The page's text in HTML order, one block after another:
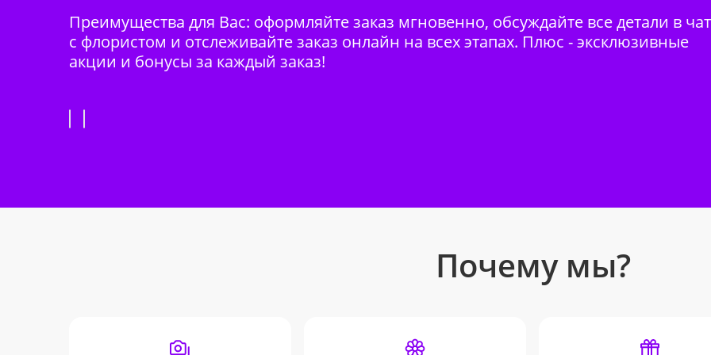
Преимущества для Вас: оформляйте заказ мгновенно, обсуждайте все детали в
с флористом и отслеживайте заказ онлайн на всех этапах. Плюс - эксклюзивные
акции и бонусы за каждый заказ!
Почему мы?